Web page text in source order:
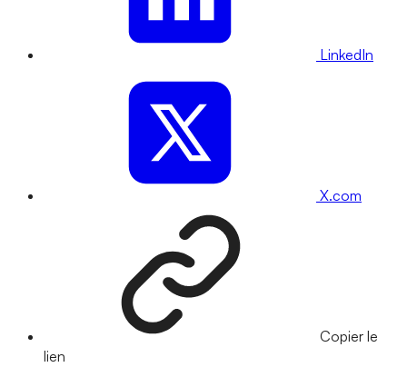
LinkedIn
X.com
Copier le
lien